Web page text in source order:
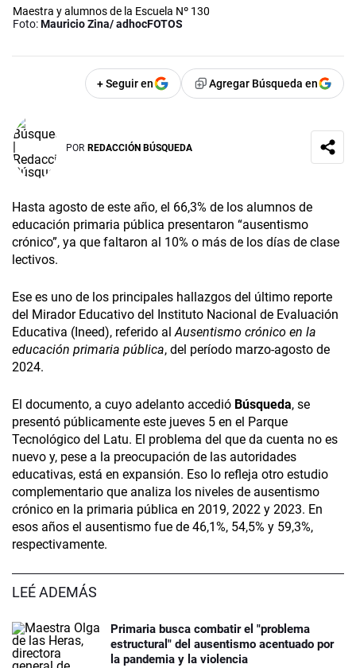
Maestra y alumnos de la Escuela Nº 130
Foto:Mauricio Zina/ adhocFOTOS
+ Seguir en Agregar Búsqueda en
POR REDACCIÓN BÚSQUEDA
Hasta agosto de este año, el 66,3% de los alumnos de
educación primaria pública presentaron “ausentismo
crónico”, ya que faltaron al 10% o más de los días de clase
lectivos.
Ese es uno de los principales hallazgos del último reporte
del Mirador Educativo del Instituto Nacional de Evaluación
Educativa (Ineed), referido alAusentismo crónico en la
educación primaria pública, del período marzo-agosto de
2024.
El documento, a cuyo adelanto accedió Búsqueda, se
presentó públicamente este jueves 5 en el Parque
Tecnológico del Latu. El problema del que da cuenta no es
nuevo y, pese a la preocupación de las autoridades
educativas, está en expansión. Eso lo refleja otro estudio
complementario que analiza los niveles de ausentismo
crónico en la primaria pública en 2019, 2022 y 2023. En
esos años el ausentismo fue de 46,1%, 54,5% y 59,3%,
respectivamente.
LEÉ ADEMÁS
Primaria busca combatir el "problema
estructural" del ausentismo acentuado por
la pandemia y la violencia